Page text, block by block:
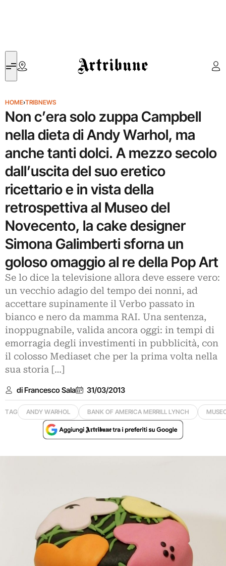
Artribune
HOME›TRIBNEWS
Non c’era solo zuppa Campbell
nella dieta di Andy Warhol, ma
anche tanti dolci. A mezzo secolo
dall’uscita del suo eretico
ricettario e in vista della
retrospettiva al Museo del
Novecento, la cake designer
Simona Galimberti sforna un
goloso omaggio al re della Pop Art
Se lo dice la televisione allora deve essere vero:
un vecchio adagio del tempo dei nonni, ad
accettare supinamente il Verbo passato in
bianco e nero da mamma RAI. Una sentenza,
inoppugnabile, valida ancora oggi: in tempi di
emorragia degli investimenti in pubblicità, con
il colosso Mediaset che per la prima volta nella
sua storia […]
di Francesco Sala 31/03/2013
TAG ANDY WARHOL BANK OF AMERICA MERRILL LYNCH